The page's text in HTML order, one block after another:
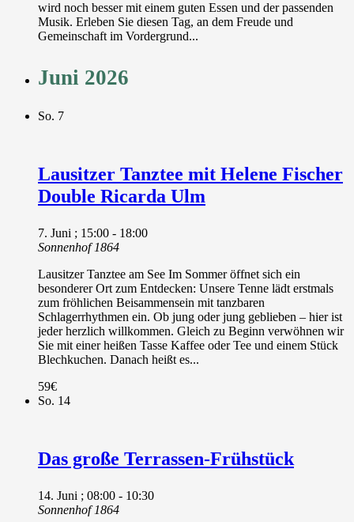
wird noch besser mit einem guten Essen und der passenden
Musik. Erleben Sie diesen Tag, an dem Freude und
Gemeinschaft im Vordergrund...
Juni 2026
So. 7
Lausitzer Tanztee mit Helene Fischer
Double Ricarda Ulm
7. Juni ; 15:00 - 18:00
Sonnenhof 1864
Lausitzer Tanztee am See Im Sommer öffnet sich ein
besonderer Ort zum Entdecken: Unsere Tenne lädt erstmals
zum fröhlichen Beisammensein mit tanzbaren
Schlagerrhythmen ein. Ob jung oder jung geblieben – hier ist
jeder herzlich willkommen. Gleich zu Beginn verwöhnen wir
Sie mit einer heißen Tasse Kaffee oder Tee und einem Stück
Blechkuchen. Danach heißt es...
59€
So. 14
Das große Terrassen-Frühstück
14. Juni ; 08:00 - 10:30
Sonnenhof 1864